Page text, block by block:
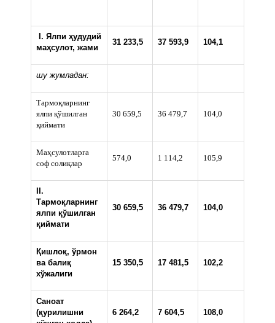
. Ялпи ҳудудий
маҳсулот, жами
31 233,5 37 593,9 104,1
шу жумладан:
Тармоқларнинг
ялпи қўшилган
қиймати
30 659,5 36 479,7 104,0
Маҳсулотларга
соф солиқлар
574,0 1 114,2 105,9
.
Тармоқларнинг
ялпи қўшилган
қиймати
30 659,5 36 479,7 104,0
Қишлоқ, ўрмон
ва балиқ
хўжалиги
15 350,5 17 481,5 102,2
Саноат
(қурилишни
6 264,2 7 604,5 108,0